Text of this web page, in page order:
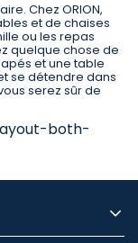
Chez ORION,
et de chaises
ou les repas
quelque chose de
et une table
se détendre dans
serez sûr de
both-